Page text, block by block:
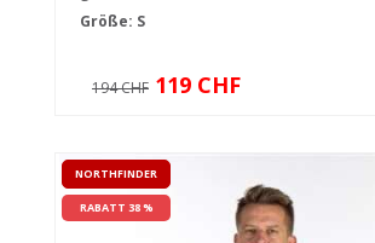
Größe: S
194 CHF 119 CHF
NORTHFINDER
RABATT 38 %